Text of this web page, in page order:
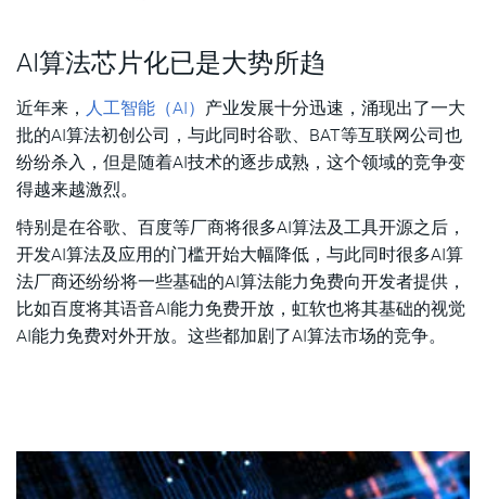
ASIP Designer能做什么？
小结
AI算法芯片化已是大势所趋
近年来， 人工智能（AI） 产业发展十分迅速，涌现出了一大
批的AI算法初创公司，与此同时谷歌、BAT等互联网公司也
纷纷杀入，但是随着AI技术的逐步成熟，这个领域的竞争变
得越来越激烈。
特别是在谷歌、百度等厂商将很多AI算法及工具开源之后，
开发AI算法及应用的门槛开始大幅降低，与此同时很多AI算
法厂商还纷纷将一些基础的AI算法能力免费向开发者提供，
比如百度将其语音AI能力免费开放，虹软也将其基础的视觉
AI能力免费对外开放。这些都加剧了AI算法市场的竞争。